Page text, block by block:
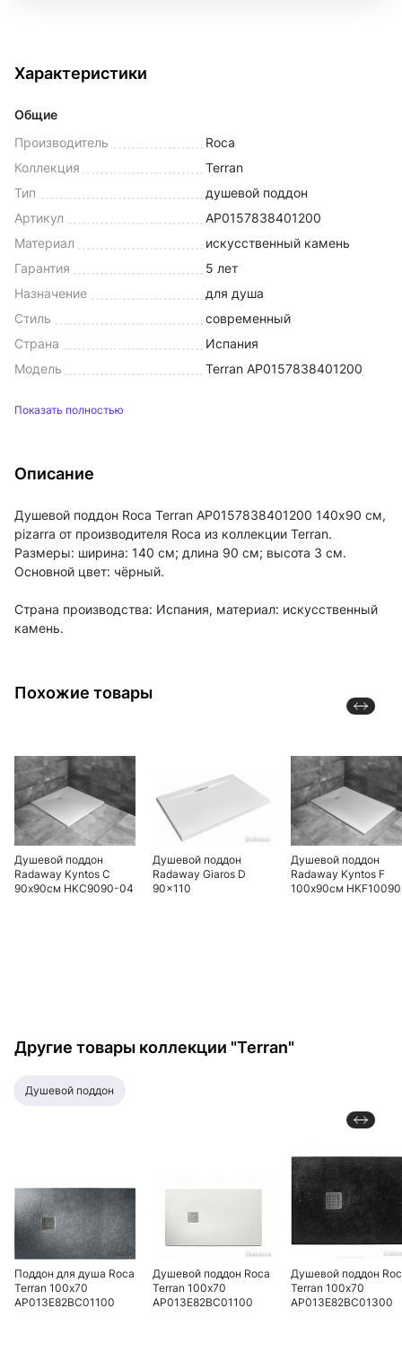
Характеристики
Общие
Производитель
Roca
Коллекция
Terran
Тип
душевой поддон
Артикул
AP0157838401200
Материал
искусственный камень
Гарантия
5 лет
Назначение
для душа
Стиль
современный
Страна
Испания
Модель
Terran AP0157838401200
Показать полностью
Описание
Душевой поддон Roca Terran AP0157838401200 140х90 см,
pizarra от производителя Roca из коллекции Terran.
Размеры: ширина: 140 см; длина 90 см; высота 3 см.
Основной цвет: чёрный.
Страна производства: Испания, материал: искусственный
камень.
Похожие товары
Душевой поддон
Radaway Kyntos C
90х90см HKC9090-04
Душевой поддон
Radaway Giaros D
90x110
Душевой поддон
Radaway Kyntos F
100х90см
Другие товары коллекции "Terran"
душевой поддон
Поддон для душа Roca
Terran 100х70
AP013E82BC01100
Душевой поддон Roca
Terran 100х70
AP013E82BC01100
Душевой поддон
Terran 100х70
AP013E82BC01300